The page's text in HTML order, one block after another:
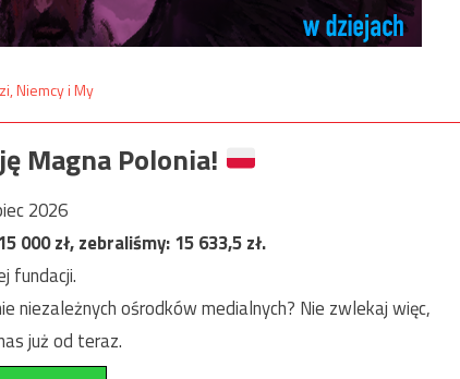
Magna Polonia!
2026
000zł, zebraliśmy:15 633,5zł.
fundacji.
ośrodków medialnych? Nie zwlekaj więc,
już od teraz.